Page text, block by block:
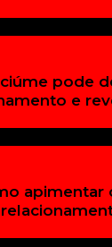
pode
e
apimentar